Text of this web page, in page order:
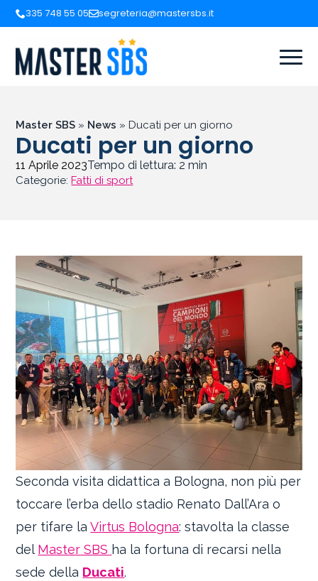
335 748 55 05 segreteria@mastersbs.it
Master SBS » News » Ducati per un giorno
Ducati per un giorno
11 Aprile 2023Tempo di lettura: 2 min
Categorie:Fatti di sport
Seconda visita didattica a Bologna, non più per
toccare l’erba dello stadio Renato Dall’Ara o
per tifare laVirtus Bologna: stavolta la classe
delMaster SBS ha la fortuna di recarsi nella
sede della Ducati.